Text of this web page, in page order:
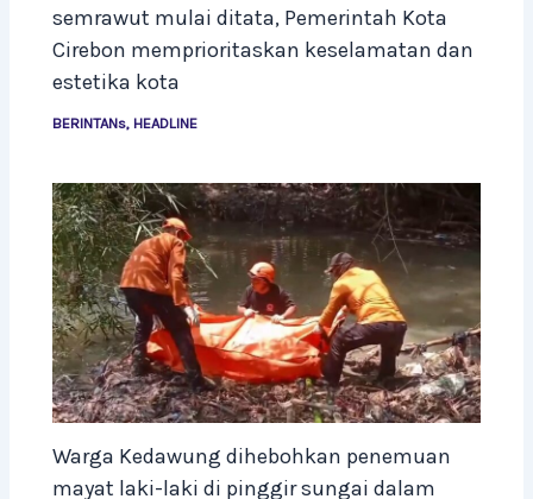
semrawut mulai ditata, Pemerintah Kota
Cirebon memprioritaskan keselamatan dan
estetika kota
BERINTANs, HEADLINE
Warga Kedawung dihebohkan penemuan
mayat laki-laki di pinggir sungai dalam